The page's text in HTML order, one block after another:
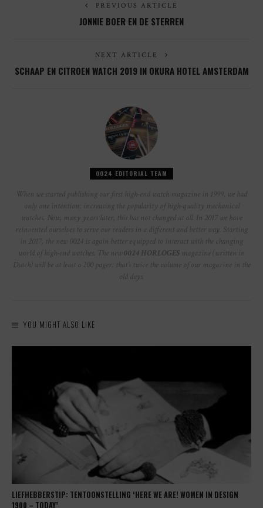
PREVIOUS ARTICLE
JONNIE BOER EN DE STERREN
NEXT ARTICLE
SCHAAP EN CITROEN WATCH 2019 IN OKURA HOTEL AMSTERDAM
0024 EDITORIAL TEAM
When we started publishing our first high-end watch magazine in 1999, we had
only one intention: increasing the popularity of high-quality mechanical
watches. Now, many years later, this has not changed at all. In 2017 we have
reinvented ourselves to serve our readers in a different and better way. Starting
in 2017, the new 0024 is again better equipped to interact with the changing
world of high-end watches. The new 0024 HORLOGES magazine (written in
Dutch) will be at least a 200 pager: that’s twice the volume of our magazine in the
old days.
YOU MIGHT ALSO LIKE
LIEFHEBBERSTIP: TENTOONSTELLING ‘HERE WE ARE! WOMEN IN DESIGN
1900 – TODAY’